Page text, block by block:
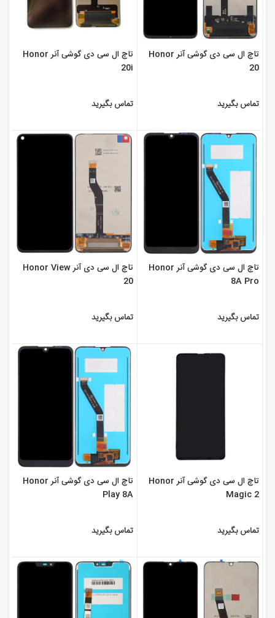
تاچ ال سی دی گوشی آنر Honor
20
تماس بگیرید
تاچ ال سی دی گوشی آنر Honor
20i
تماس بگیرید
تاچ ال سی دی گوشی آنر Honor
8A Pro
تماس بگیرید
تاچ ال سی دی آنر Honor View
20
تماس بگیرید
تاچ ال سی دی گوشی آنر Honor
Magic 2
تماس بگیرید
تاچ ال سی دی گوشی آنر Honor
Play 8A
تماس بگیرید